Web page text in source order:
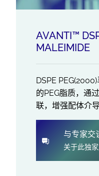
AVANTI™
MALEIMIDE
DSPE
的PEG脂质，通
联，增强配体介
与专家交
关于此独